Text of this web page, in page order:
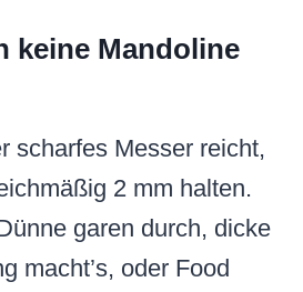
keine Mandoline
scharfes Messer reicht,
2 mm halten.
garen durch, dicke
macht’s, oder Food